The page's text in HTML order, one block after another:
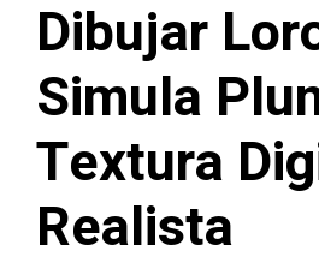
Dibujar
Simula
Textura
Realista